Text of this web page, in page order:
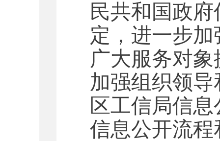
民共和国政
定，进一步
广大服务对
加强组织领导
区工信局信息
信息公开流程